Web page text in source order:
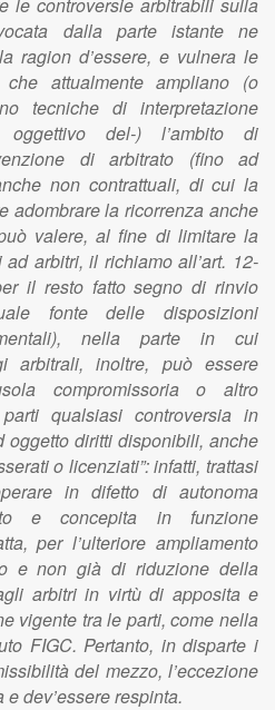
dalla parte istante ne
ragion d’essere, e vulnera le
attualmente ampliano (o
tecniche di interpretazione
oggettivo del-) l’ambito di
di arbitrato (fino ad
non contrattuali, di cui la
adombrare la ricorrenza anche
valere, al fine di limitare la
arbitri, il richiamo all’art. 12-
il resto fatto segno di rinvio
fonte delle disposizioni
nella parte in cui
arbitrali, inoltre, può essere
compromissoria o altro
qualsiasi controversia in
oggetto diritti disponibili, anche
o licenziati”: infatti, trattasi
in difetto di autonoma
e concepita in funzione
per l’ulteriore ampliamento
e non già di riduzione della
arbitri in virtù di apposita e
vigente tra le parti, come nella
FIGC. Pertanto, in disparte i
del mezzo, l’eccezione
dev’essere respinta.